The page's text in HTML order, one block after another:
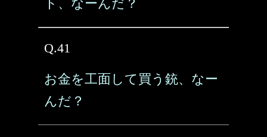
ト、なーんだ？
Q.41
お金を工面して買う銃、なー
んだ？